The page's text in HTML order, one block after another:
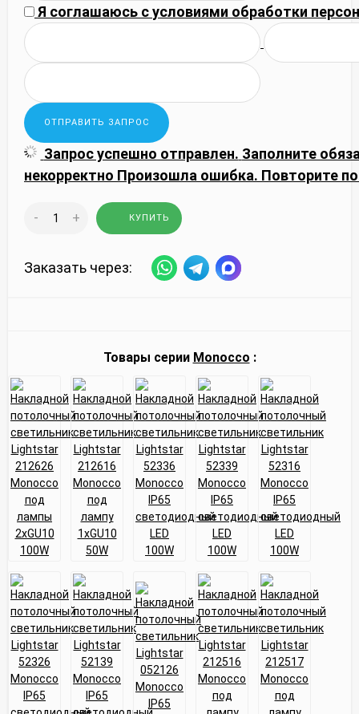
Я соглашаюсь сусловиями обработки
Запрос успешно отправлен. Заполните
некорректно Произошла ошибка. Повторите
- + КУПИТЬ
Заказать через:
Товары серии Monocco :